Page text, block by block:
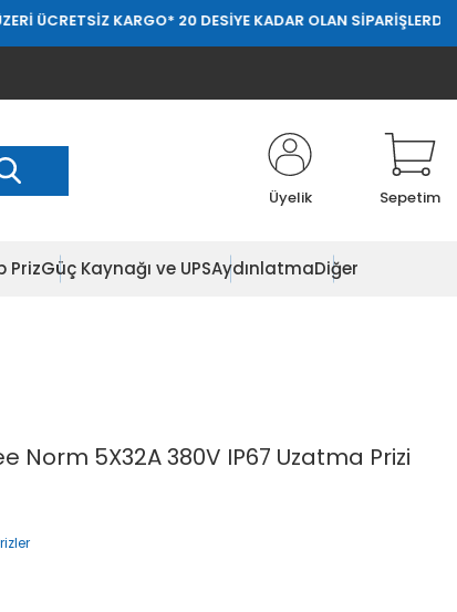
KARGO* 20 DESİYE KADAR OLAN SİPARİŞLERDE 20.000 TL
Üyelik Sepetim
PrizGüç Kaynağı ve UPSAydınlatmaDiğer
Norm 5X32A 380V IP67 Uzatma Prizi